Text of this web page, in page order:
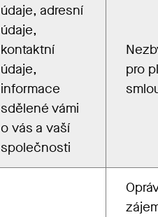
údaje, adresní
údaje,
kontaktní
údaje,
informace
sdělené vámi
o vás a vaší
společnosti
pro